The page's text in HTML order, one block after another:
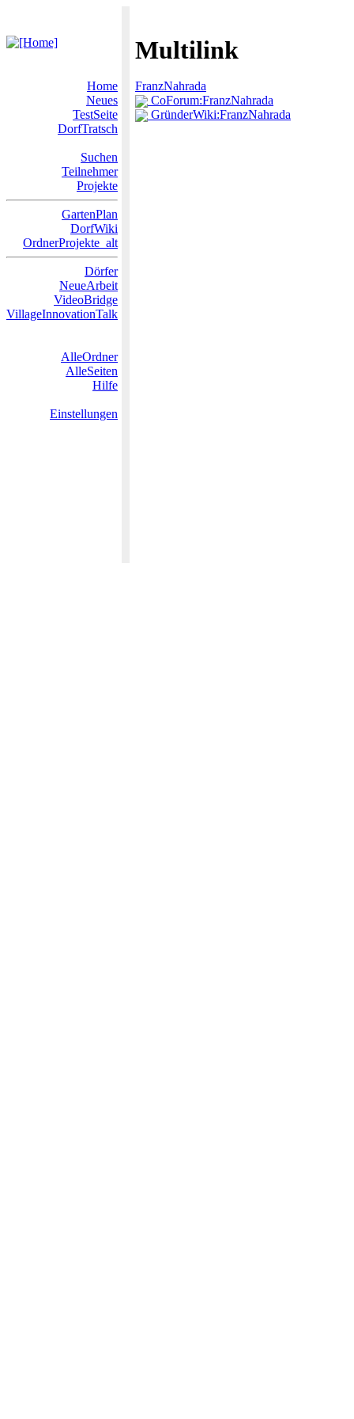
Multilink
Home
Neues
TestSeite
DorfTratsch
Suchen
Teilnehmer
Projekte
GartenPlan
DorfWiki
OrdnerProjekte_alt
Dörfer
NeueArbeit
VideoBridge
VillageInnovationTalk
AlleOrdner
AlleSeiten
Hilfe
Einstellungen
FranzNahrada
CoForum:FranzNahrada
GründerWiki:FranzNahrada